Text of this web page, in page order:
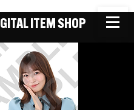
ITEM SHOP